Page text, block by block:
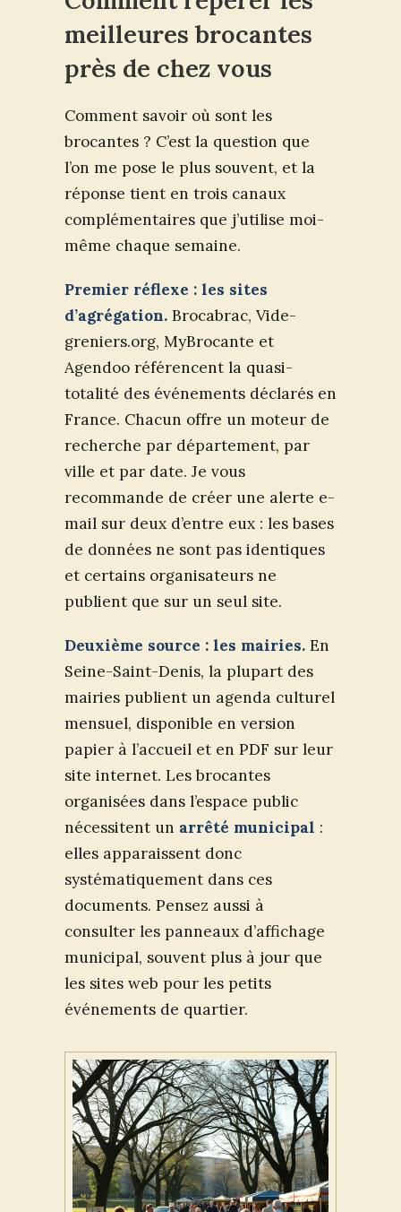
meilleures brocantes
près de chez vous
Comment savoir où sont les
brocantes ? C’est la question que
l’on me pose le plus souvent, et la
réponse tient en trois canaux
complémentaires que j’utilise moi-
même chaque semaine.
Premier réflexe : les sites
d’agrégation. Brocabrac, Vide-
greniers.org, MyBrocante et
Agendoo référencent la quasi-
totalité des événements déclarés en
France. Chacun offre un moteur de
recherche par département, par
ville et par date. Je vous
recommande de créer une alerte e-
mail sur deux d’entre eux : les bases
de données ne sont pas identiques
et certains organisateurs ne
publient que sur un seul site.
Deuxième source : les mairies. En
Seine-Saint-Denis, la plupart des
mairies publient un agenda culturel
mensuel, disponible en version
papier à l’accueil et en PDF sur leur
site internet. Les brocantes
organisées dans l’espace public
nécessitent un arrêté municipal :
elles apparaissent donc
systématiquement dans ces
documents. Pensez aussi à
consulter les panneaux d’affichage
municipal, souvent plus à jour que
les sites web pour les petits
événements de quartier.